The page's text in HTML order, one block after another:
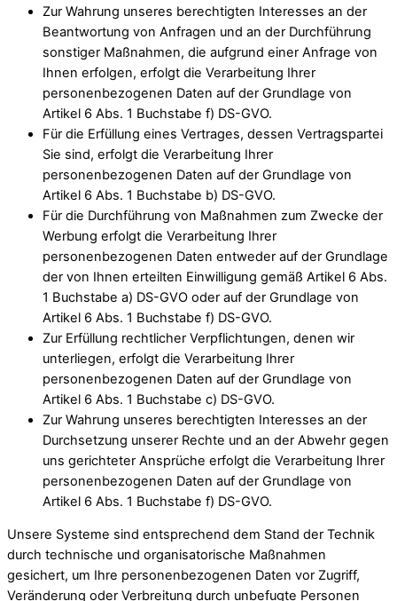
Zur Wahrung unseres berechtigten Interesses an der
Beantwortung von Anfragen und an der Durchführung
sonstiger Maßnahmen, die aufgrund einer Anfrage von
Ihnen erfolgen, erfolgt die Verarbeitung Ihrer
personenbezogenen Daten auf der Grundlage von
Artikel 6 Abs. 1 Buchstabe f) DS-GVO.
Für die Erfüllung eines Vertrages, dessen Vertragspartei
Sie sind, erfolgt die Verarbeitung Ihrer
personenbezogenen Daten auf der Grundlage von
Artikel 6 Abs. 1 Buchstabe b) DS-GVO.
Für die Durchführung von Maßnahmen zum Zwecke der
Werbung erfolgt die Verarbeitung Ihrer
personenbezogenen Daten entweder auf der Grundlage
der von Ihnen erteilten Einwilligung gemäß Artikel 6 Abs.
1 Buchstabe a) DS-GVO oder auf der Grundlage von
Artikel 6 Abs. 1 Buchstabe f) DS-GVO.
Zur Erfüllung rechtlicher Verpflichtungen, denen wir
unterliegen, erfolgt die Verarbeitung Ihrer
personenbezogenen Daten auf der Grundlage von
Artikel 6 Abs. 1 Buchstabe c) DS-GVO.
Zur Wahrung unseres berechtigten Interesses an der
Durchsetzung unserer Rechte und an der Abwehr gegen
uns gerichteter Ansprüche erfolgt die Verarbeitung Ihrer
personenbezogenen Daten auf der Grundlage von
Artikel 6 Abs. 1 Buchstabe f) DS-GVO.
Unsere Systeme sind entsprechend dem Stand der Technik
durch technische und organisatorische Maßnahmen
gesichert, um Ihre personenbezogenen Daten vor Zugriff,
Veränderung oder Verbreitung durch unbefugte Personen